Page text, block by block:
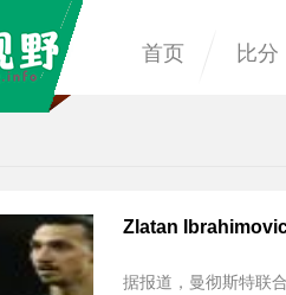
首页 比分
Zlatan
据报道，曼彻斯特联